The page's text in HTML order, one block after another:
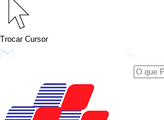
Trocar Cursor